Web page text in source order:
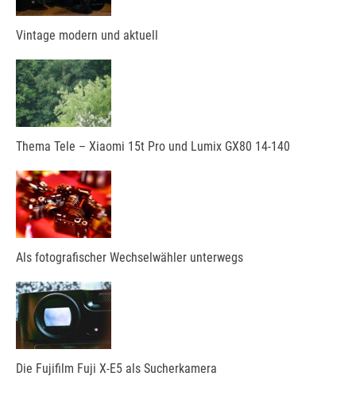
Vintage modern und aktuell
Thema Tele – Xiaomi 15t Pro und Lumix GX80 14-140
Als fotografischer Wechselwähler unterwegs
Die Fujifilm Fuji X-E5 als Sucherkamera